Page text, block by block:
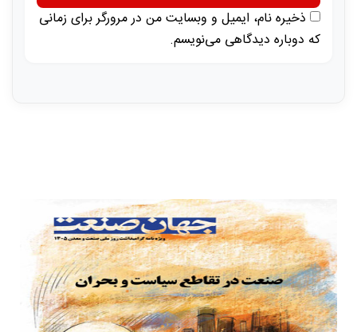
ذخیره نام، ایمیل و وبسایت من در مرورگر برای زمانی
که دوباره دیدگاهی می‌نویسم.